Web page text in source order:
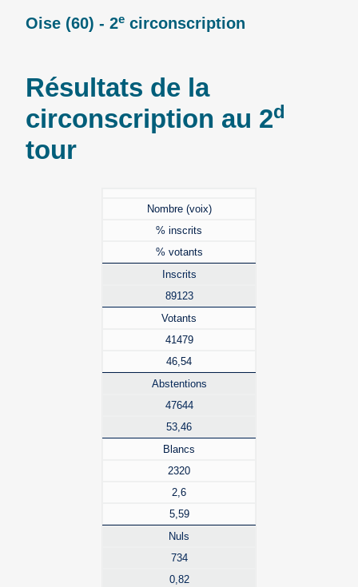
Oise (60) - 2e circonscription
Résultats de la
circonscription au 2d
tour
Nombre (voix)
% inscrits
% votants
Inscrits
89123
Votants
41479
46,54
Abstentions
47644
53,46
Blancs
2320
2,6
5,59
Nuls
734
0,82